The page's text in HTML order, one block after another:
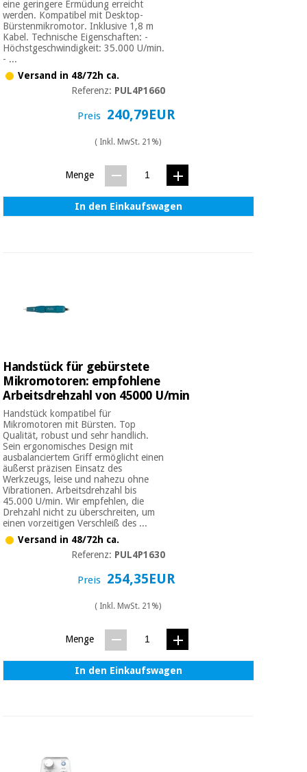
eine geringere Ermüdung erreicht
werden. Kompatibel mit Desktop-
Bürstenmikromotor. Inklusive 1,8 m
Kabel. Technische Eigenschaften: -
Höchstgeschwindigkeit: 35.000 U/min.
- ...
Versand in 48/72h ca.
Referenz: PUL4P1660
Preis 240,79EUR
( Inkl. MwSt. 21%)
Menge
In den Einkaufswagen
Handstück für gebürstete
Mikromotoren: empfohlene
Arbeitsdrehzahl von 45000 U/min
Handstück kompatibel für
Mikromotoren mit Bürsten. Top
Qualität, robust und sehr handlich.
Sein ergonomisches Design mit
ausbalanciertem Griff ermöglicht einen
äußerst präzisen Einsatz des
Werkzeugs, leise und nahezu ohne
Vibrationen. Arbeitsdrehzahl bis
45.000 U/min. Wir empfehlen, die
Drehzahl nicht zu überschreiten, um
einen vorzeitigen Verschleiß des ...
Versand in 48/72h ca.
Referenz: PUL4P1630
Preis 254,35EUR
( Inkl. MwSt. 21%)
Menge
In den Einkaufswagen